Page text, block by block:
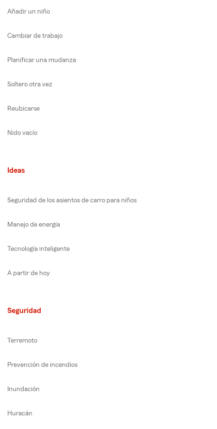
Añadir un niño
Cambiar de trabajo
Planificar una mudanza
Soltero otra vez
Reubicarse
Nido vacío
Ideas
Seguridad de los asientos de carro para niños
Manejo de energía
Tecnología inteligente
A partir de hoy
Seguridad
Terremoto
Prevención de incendios
Inundación
Huracán